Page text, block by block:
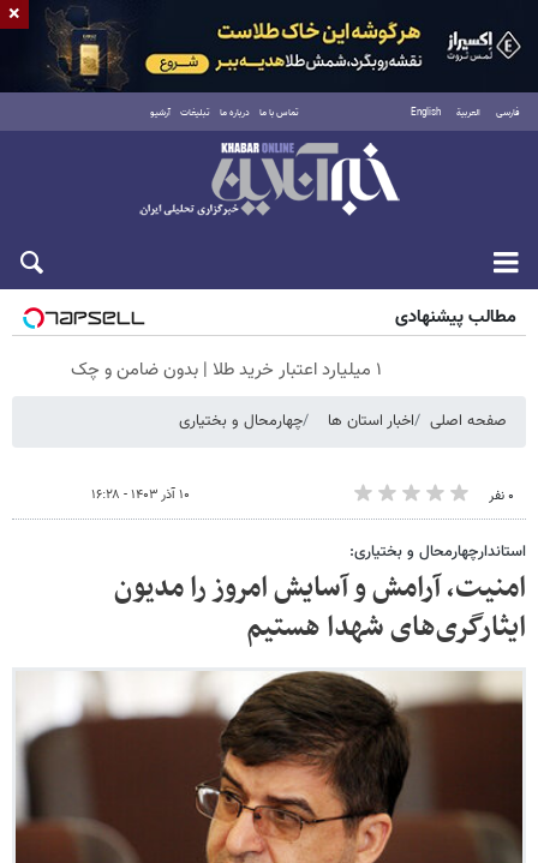
فارسی العربية English تماس با ما درباره ما تبلیغات آرشیو
جمعه ۱۶ مرداد ۱۴۰۵
مطالب پیشنهادی
۱ میلیارد اعتبار خرید طلا | بدون ضامن و چک
صفحه اصلی اخبار استان ها چهارمحال و بختیاری
۰ نفر ۱۰ آذر ۱۴۰۳ - ۱۶:۲۸
استاندارچهارمحال و بختیاری:
امنیت، آرامش و آسایش امروز را مدیون
ایثارگری‌های شهدا هستیم
×